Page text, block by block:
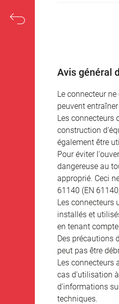
Avis général
Le connecteur
peuvent
Les connecteurs
construction
également être
Pour éviter
dangereuse au
approprié. Ceci
61140 (EN
Les connecteurs
installés et
en tenant
Des précautions
peut pas être
Les connecteurs
cas d'utilisation
d'informations
techniques.